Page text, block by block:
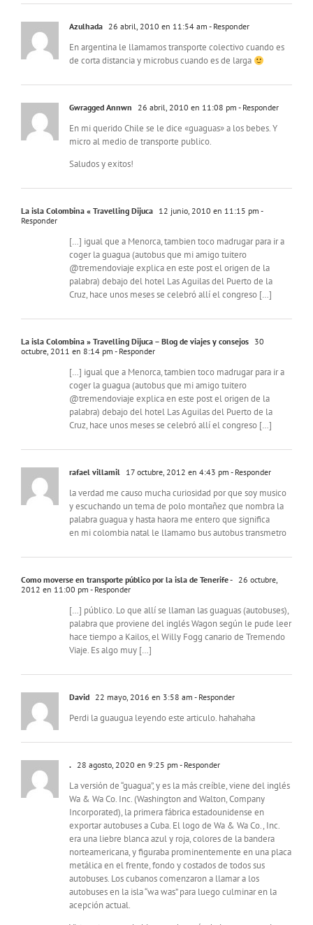
Azulhada 26 abril, 2010 en 11:54 am - Responder
En argentina le llamamos transporte colectivo cuando es
de corta distancia y microbus cuando es de larga
Gwragged Annwn 26 abril, 2010 en 11:08 pm - Responder
En mi querido Chile se le dice «guaguas» a los bebes. Y
micro al medio de transporte publico.
Saludos y exitos!
La isla Colombina « Travelling Dijuca 12 junio, 2010 en 11:15 pm -
Responder
[…] igual que a Menorca, tambien toco madrugar para ir a
coger la guagua (autobus que mi amigo tuitero
@tremendoviaje explica en este post el origen de la
palabra) debajo del hotel Las Aguilas del Puerto de la
Cruz, hace unos meses se celebró allí el congreso […]
La isla Colombina » Travelling Dijuca – Blog de viajes y consejos 30
octubre, 2011 en 8:14 pm - Responder
[…] igual que a Menorca, tambien toco madrugar para ir a
coger la guagua (autobus que mi amigo tuitero
@tremendoviaje explica en este post el origen de la
palabra) debajo del hotel Las Aguilas del Puerto de la
Cruz, hace unos meses se celebró allí el congreso […]
rafael villamil 17 octubre, 2012 en 4:43 pm - Responder
la verdad me causo mucha curiosidad por que soy musico
y escuchando un tema de polo montañez que nombra la
palabra guagua y hasta haora me entero que significa
en mi colombia natal le llamamo bus autobus transmetro
Como moverse en transporte público por la isla de Tenerife - 26 octubre,
2012 en 11:00 pm - Responder
[…] público. Lo que allí se llaman las guaguas (autobuses),
palabra que proviene del inglés Wagon según le pude leer
hace tiempo a Kailos, el Willy Fogg canario de Tremendo
Viaje. Es algo muy […]
David 22 mayo, 2016 en 3:58 am - Responder
Perdi la guaugua leyendo este articulo. hahahaha
. 28 agosto, 2020 en 9:25 pm - Responder
La versión de “guagua”, y es la más creíble, viene del inglés
Wa & Wa Co. Inc. (Washington and Walton, Company
Incorporated), la primera fábrica estadounidense en
exportar autobuses a Cuba. El logo de Wa & Wa Co., Inc.
era una liebre blanca azul y roja, colores de la bandera
norteamericana, y figuraba prominentemente en una placa
metálica en el frente, fondo y costados de todos sus
autobuses. Los cubanos comenzaron a llamar a los
autobuses en la isla “wa was” para luego culminar en la
acepción actual.